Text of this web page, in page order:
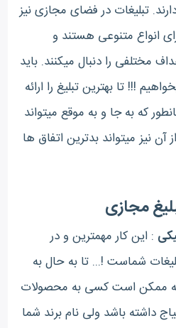
تبلیغات در فضای مجازی نیز
انواع متنوعی هستند و
مختلفی را دنبال میکنند. باید
!!! تا بهترین تبلیغ را ارائه
که به جا و به موقع میتواند
آن نیز میتواند بدترین اتفاق ها
مجازی
: این کار مهمترین و در
شماست !... تا به حال به
که ممکن است کسی به محصولات
داشته باشد ولی نام برند شما